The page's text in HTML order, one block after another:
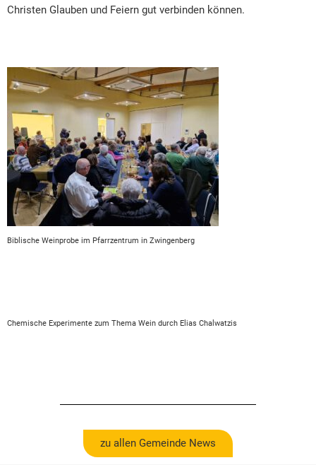
Christen Glauben und Feiern gut verbinden können.
Biblische Weinprobe im Pfarrzentrum in Zwingenberg
Chemische Experimente zum Thema Wein durch Elias Chalwatzis
zu allen Gemeinde News